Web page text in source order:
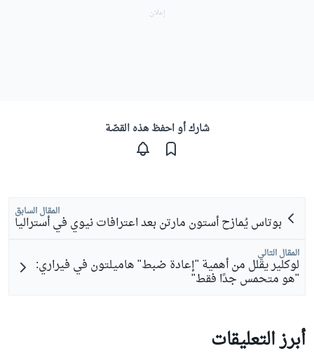
شارك أو احفظ هذه القصّة
المقال السابق
بوتاس يُمازح أستون مارتن بعد اعترافات نيوي في أستراليا
المقال التالي
لوكلير يقلل من أهمية "إعادة ضبط" هاميلتون في فيراري:
"هو متحمس جدًا فقط"
أبرز التعليقات